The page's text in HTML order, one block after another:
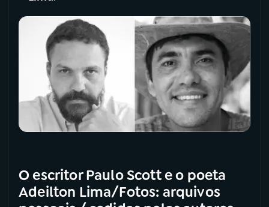
O escritor Paulo Scott e o poeta
Adeilton Lima/Fotos: arquivos